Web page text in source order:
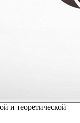
и теоретической